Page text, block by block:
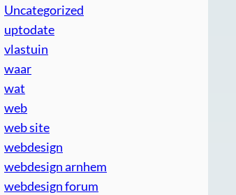
Uncategorized
uptodate
vlastuin
waar
wat
web
web site
webdesign
webdesign arnhem
webdesign forum